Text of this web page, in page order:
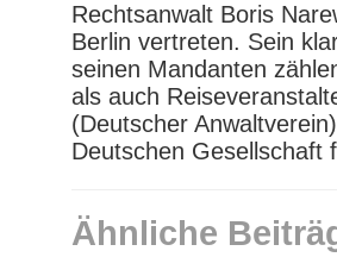
Rechtsanwalt Boris
Berlin vertreten. Sein
seinen Mandanten
als auch
(Deutscher
Deutschen Gesellschaft
Ähnliche